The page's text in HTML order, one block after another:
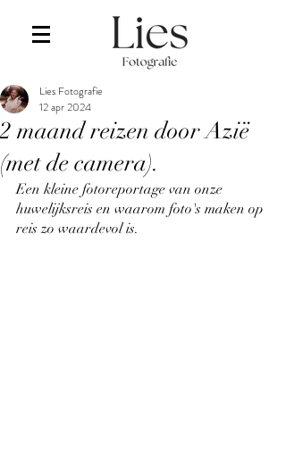
2 maand reizen door Azië
(met de camera).
Lies Fotografie
12 apr 2024
Een kleine fotoreportage van onze
huwelijksreis en waarom foto's maken op
reis zo waardevol is.